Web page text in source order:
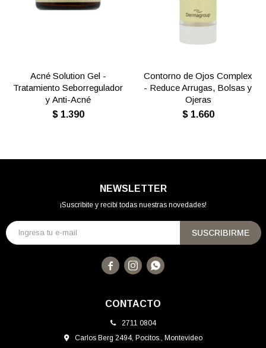
Acné Solution Gel -
Tratamiento Seborregulador
y Anti-Acné
$ 1.390
Contorno de Ojos Complex
- Reduce Arrugas, Bolsas y
Ojeras
$ 1.660
CONTACTO
2711 0804
Carlos Berg 2494, Pocitos., Montevideo
NEWSLETTER
¡Suscribite y recibí todas nuestras novedades!
SUSCRIBIRME
  